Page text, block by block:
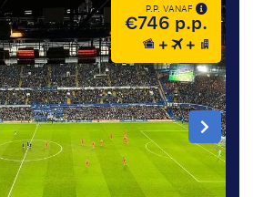
P.P. VANAF
€746 p.p.